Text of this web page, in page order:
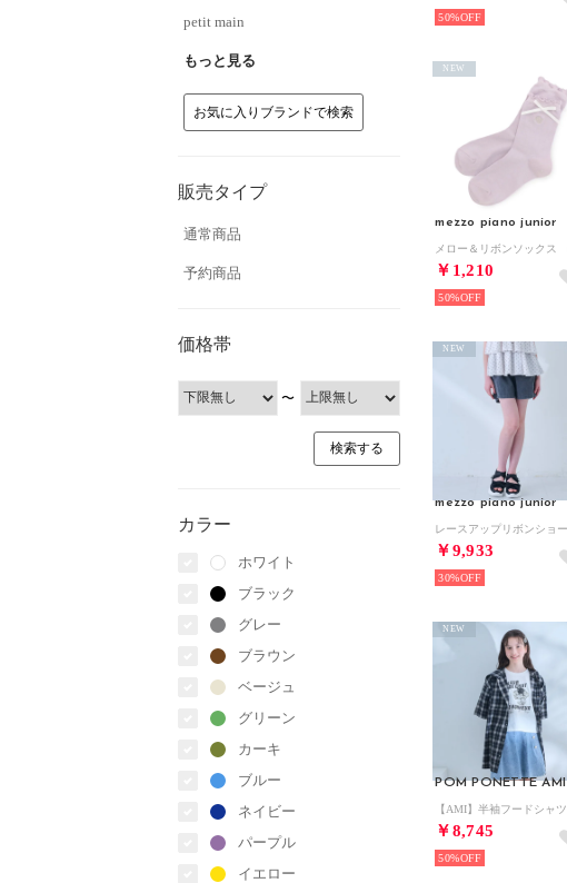
petit main
もっと見る
お気に入りブランドで検索
販売タイプ
通常商品
予約商品
価格帯
〜
カラー
ホワイト
ブラック
グレー
ブラウン
ベージュ
グリーン
カーキ
ブルー
ネイビー
パープル
イエロー
50%
mezzo piano junior
￥1,210
NEW
50%
mezzo piano junior
￥9,933
NEW
30%
POM PONETTE AMI
￥8,745
NEW
50%